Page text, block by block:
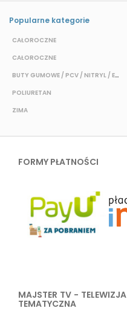
Popularne kategorie
CAŁOROCZNE
CAŁOROCZNE
BUTY GUMOWE / PCV / NITRYL / EVA
POLIURETAN
ZIMA
FORMY PŁATNOŚCI
MAJSTER TV - TELEWIZJA
TEMATYCZNA